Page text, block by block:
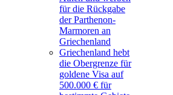
für die Rückgabe
der Parthenon-
Marmoren an
Griechenland
Griechenland hebt
die Obergrenze für
goldene Visa auf
500.000 € für